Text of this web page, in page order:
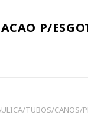
P/
TUBOS/CANOS/